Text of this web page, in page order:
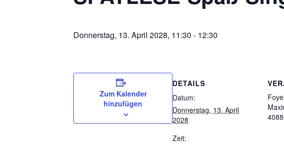
Donnerstag, 13. April 2028, 11:30 - 12:30
Zum Kalender
hinzufügen
DETAILS
Datum:
Donnerstag, 13. April
2028
Zeit: